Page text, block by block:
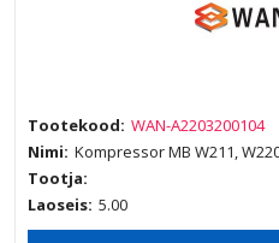
Tootekood: WAN-A2203200104
Nimi: Kompressor MB W211,
Tootja:
Laoseis: 5.00